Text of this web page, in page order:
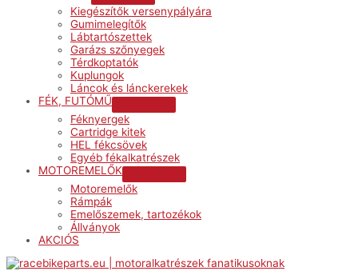
Toggle
Kiegészítők versenypályára
Gumimelegítők
Lábtartószettek
Garázs szőnyegek
Térdkoptatók
Kuplungok
Láncok és lánckerekek
FÉK, FUTÓMŰ
Féknyergek
Cartridge kitek
HEL fékcsövek
Egyéb fékalkatrészek
MOTOREMELŐK
Motoremelők
Rámpák
Emelőszemek, tartozékok
Állványok
AKCIÓS
Menu